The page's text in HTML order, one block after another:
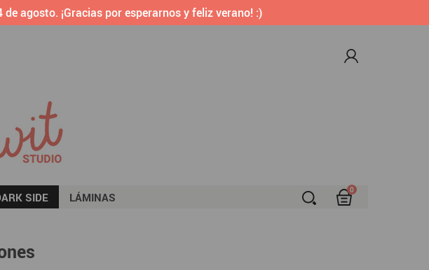
agosto. ¡Gracias por esperarnos y feliz verano! :)
SIDE LÁMINAS
0